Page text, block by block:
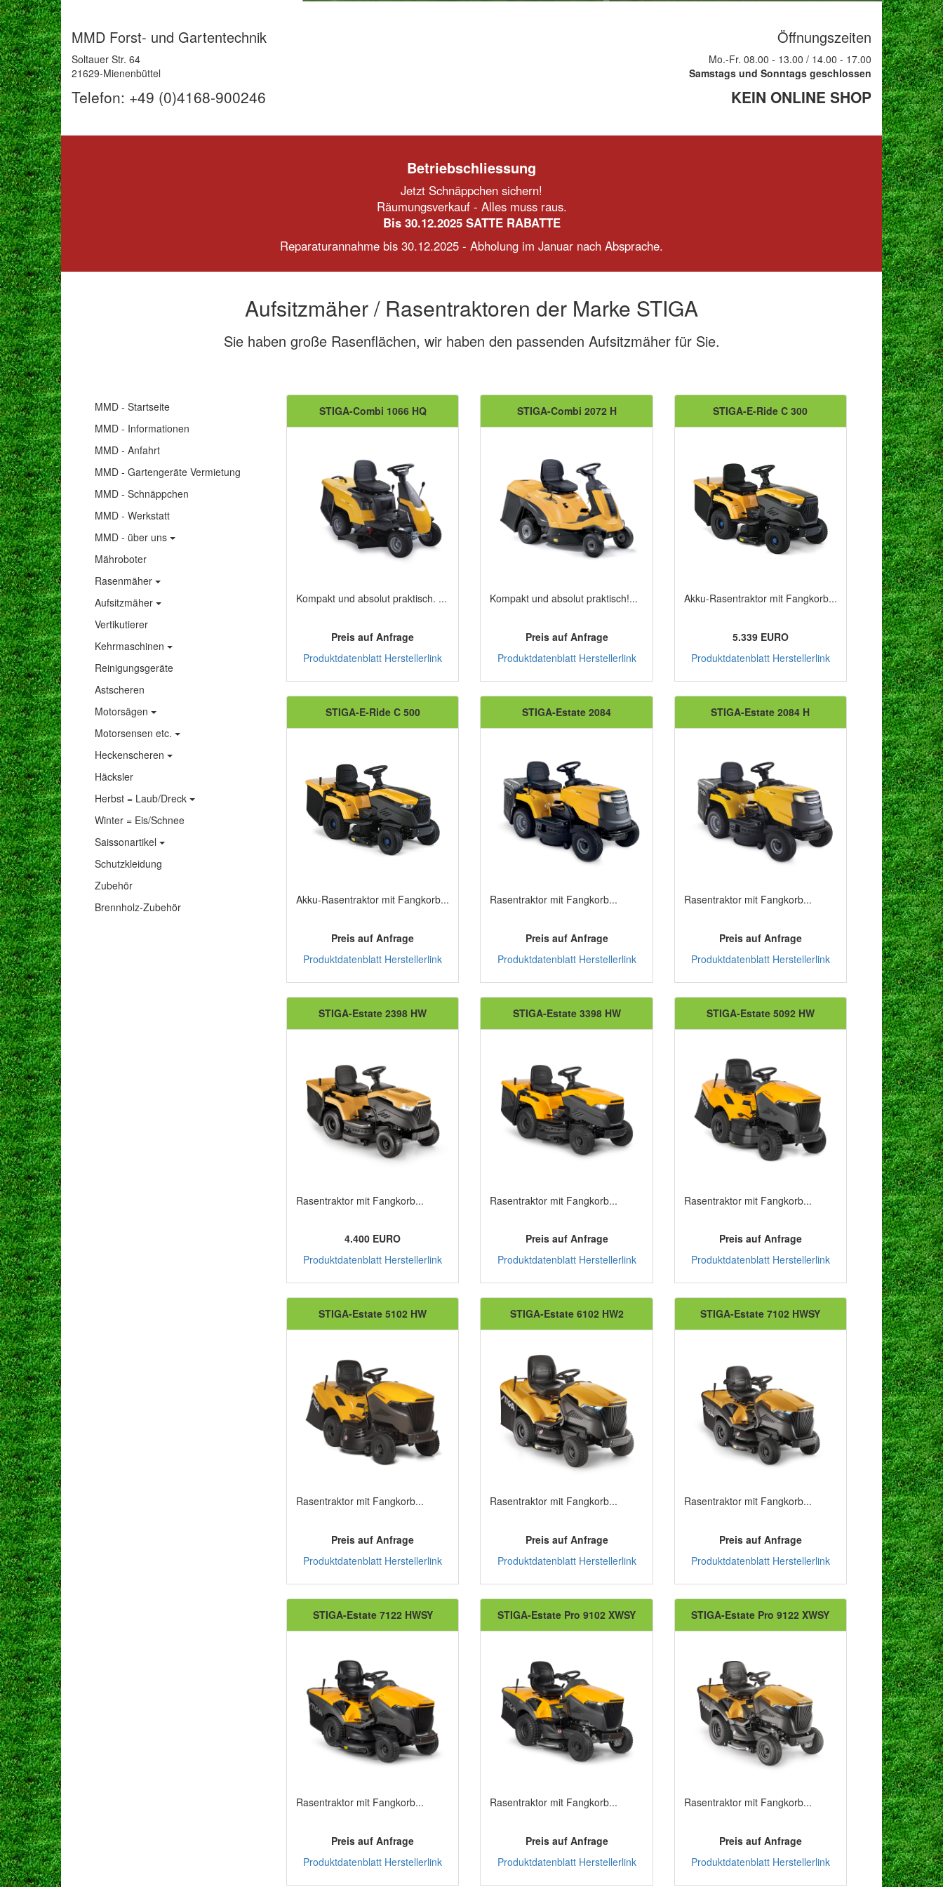
MMD Forst- und Gartentechnik
Soltauer Str. 64
21629-Mienenbüttel
Telefon: +49 (0)4168-900246
Öffnungszeiten
Mo.-Fr. 08.00 - 13.00 / 14.00 - 17.00
Samstags und Sonntags geschlossen
KEIN ONLINE SHOP
Betriebschliessung
Jetzt Schnäppchen sichern!
Räumungsverkauf - Alles muss raus.
Bis 30.12.2025 SATTE RABATTE
Reparaturannahme bis 30.12.2025 - Abholung im Januar nach Absprache.
Aufsitzmäher / Rasentraktoren der Marke STIGA
Sie haben große Rasenflächen, wir haben den passenden Aufsitzmäher für Sie.
MMD - Startseite
MMD - Informationen
MMD - Anfahrt
MMD - Gartengeräte Vermietung
MMD - Schnäppchen
MMD - Werkstatt
MMD - über uns
Mähroboter
Rasenmäher
Aufsitzmäher
Vertikutierer
Kehrmaschinen
Reinigungsgeräte
Astscheren
Motorsägen
Motorsensen etc.
Heckenscheren
Häcksler
Herbst = Laub/Dreck
Winter = Eis/Schnee
Saissonartikel
Schutzkleidung
Zubehör
Brennholz-Zubehör
STIGA-Combi 1066 HQ
Kompakt und absolut praktisch. ...
Preis auf Anfrage
Produktdatenblatt Herstellerlink
STIGA-Combi 2072 H
Kompakt und absolut praktisch!...
Preis auf Anfrage
Produktdatenblatt Herstellerlink
STIGA-E-Ride C 300
Akku-Rasentraktor mit Fangkorb...
5.339 EURO
Produktdatenblatt Herstellerlink
STIGA-E-Ride C 500
Akku-Rasentraktor mit Fangkorb...
Preis auf Anfrage
Produktdatenblatt Herstellerlink
STIGA-Estate 2084
Rasentraktor mit Fangkorb...
Preis auf Anfrage
Produktdatenblatt Herstellerlink
STIGA-Estate 2084 H
Rasentraktor mit Fangkorb...
Preis auf Anfrage
Produktdatenblatt Herstellerlink
STIGA-Estate 2398 HW
Rasentraktor mit Fangkorb...
4.400 EURO
Produktdatenblatt Herstellerlink
STIGA-Estate 3398 HW
Rasentraktor mit Fangkorb...
Preis auf Anfrage
Produktdatenblatt Herstellerlink
STIGA-Estate 5092 HW
Rasentraktor mit Fangkorb...
Preis auf Anfrage
Produktdatenblatt Herstellerlink
STIGA-Estate 5102 HW
Rasentraktor mit Fangkorb...
Preis auf Anfrage
Produktdatenblatt Herstellerlink
STIGA-Estate 6102 HW2
Rasentraktor mit Fangkorb...
Preis auf Anfrage
Produktdatenblatt Herstellerlink
STIGA-Estate 7102 HWSY
Rasentraktor mit Fangkorb...
Preis auf Anfrage
Produktdatenblatt Herstellerlink
STIGA-Estate 7122 HWSY
Rasentraktor mit Fangkorb...
Preis auf Anfrage
Produktdatenblatt Herstellerlink
STIGA-Estate Pro 9102 XWSY
Rasentraktor mit Fangkorb...
Preis auf Anfrage
Produktdatenblatt Herstellerlink
STIGA-Estate Pro 9122 XWSY
Rasentraktor mit Fangkorb...
Preis auf Anfrage
Produktdatenblatt Herstellerlink